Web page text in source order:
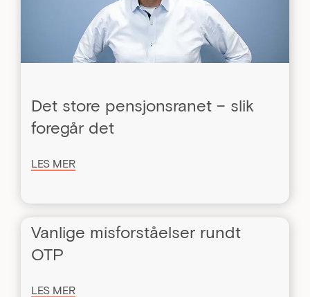
Det store pensjonsranet – slik
foregår det
LES MER
Vanlige misforståelser rundt
OTP
LES MER